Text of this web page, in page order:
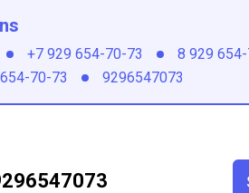
+7 929 654-70-73
8 929
70-73 9296547073